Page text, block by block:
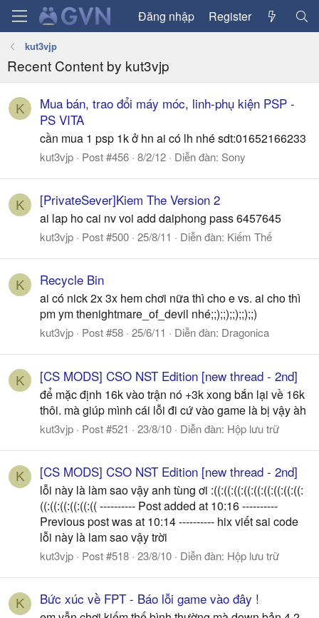
Đăng nhập Register
kut3vjp
Recent Content by kut3vjp
K
Mua bán, trao đổi máy móc, linh-phụ kiện PSP -
PS VITA
cần mua 1 psp 1k ở hn ai có lh nhé sdt:01652166233
kut3vjp Post #456 8/2/12 Diễn đàn: Sony
K [PrivateSever]Kiem The Version 2
ai lap ho cai nv voi add daiphong pass 6457645
kut3vjp Post #500 25/8/11 Diễn đàn: Kiếm Thế
K Recycle Bin
ai có nick 2x 3x hem chơi nữa thì cho e vs. ai cho thì
pm ym thenightmare_of_devil nhé;;);;);;);;);;)
kut3vjp Post #58 25/6/11 Diễn đàn: Dragonica
K [CS MODS] CSO NST Edition [new thread - 2nd]
để mặc định 16k vào trận nó +3k xong bắn lại về 16k
thôi. mà giúp mình cái lỗi đi cứ vào game là bị vậy àh
kut3vjp Post #521 23/8/10 Diễn đàn: Hộp lưu trữ
K [CS MODS] CSO NST Edition [new thread - 2nd]
lỗi này là làm sao vậy anh tùng ơi :((:((:((:((:((:((:((:((:((:
((:((:((:((:((:(( ---------- Post added at 10:16 ----------
Previous post was at 10:14 ---------- hix viết sai code
lỗi này là lam sao vậy trời
kut3vjp Post #518 23/8/10 Diễn đàn: Hộp lưu trữ
K Bức xúc về FPT - Báo lỗi game vào đây !